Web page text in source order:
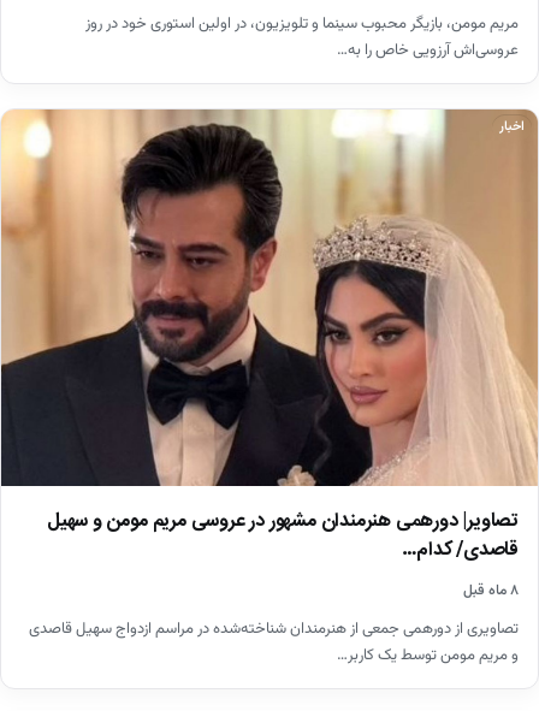
مریم مومن، بازیگر محبوب سینما و تلویزیون، در اولین استوری خود در روز
عروسی‌اش آرزویی خاص را به…
اخبار
تصاویر| دورهمی هنرمندان مشهور در عروسی مریم مومن و سهیل
قاصدی/ کدام…
۸ ماه قبل
تصاویری از دورهمی جمعی از هنرمندان شناخته‌شده در مراسم ازدواج سهیل قاصدی
و مریم مومن توسط یک کاربر…